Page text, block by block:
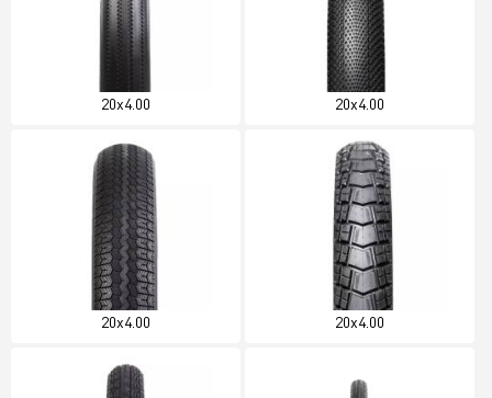
20x4.00 20x4.00
20x4.00 20x4.00